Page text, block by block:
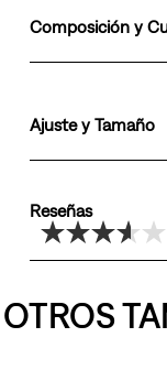
Composición y
Ajuste y Tamaño
Reseñas
3.6
de
valor
medio
OTROS